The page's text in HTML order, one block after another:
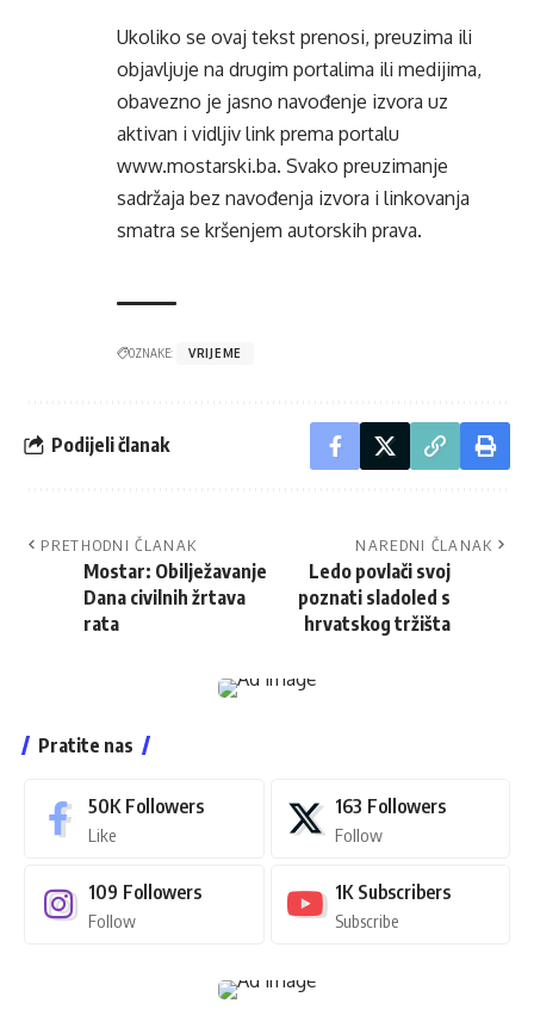
Ukoliko se ovaj tekst prenosi, preuzima ili
objavljuje na drugim portalima ili medijima,
obavezno je jasno navođenje izvora uz
aktivan i vidljiv link prema portalu
www.mostarski.ba. Svako preuzimanje
sadržaja bez navođenja izvora i linkovanja
smatra se kršenjem autorskih prava.
OZNAKE: VRIJEME
Podijeli članak
PRETHODNI ČLANAK
Mostar: Obilježavanje
Dana civilnih žrtava
rata
NAREDNI ČLANAK
Ledo povlači svoj
poznati sladoled s
hrvatskog tržišta
Pratite nas
50K Followers
Like
163 Followers
Follow
109 Followers
Follow
1K Subscribers
Subscribe